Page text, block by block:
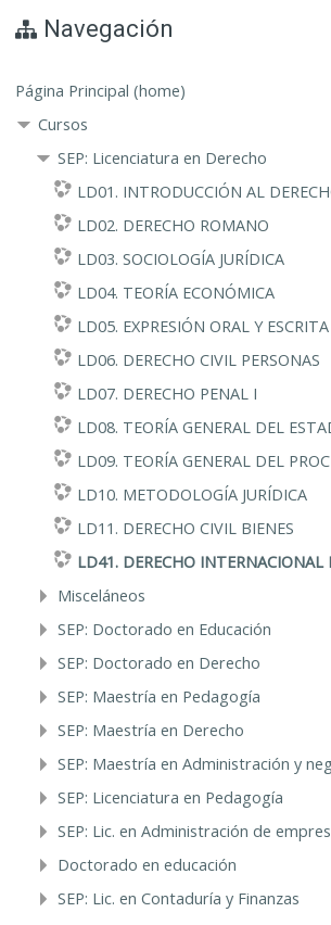
Navegación
Página Principal (home)
Cursos
SEP: Licenciatura en Derecho
LD01. INTRODUCCIÓN AL
LD02. DERECHO ROMANO
LD03. SOCIOLOGÍA JURÍDICA
LD04. TEORÍA ECONÓMICA
LD05. EXPRESIÓN ORAL Y ESCRITA
LD06. DERECHO CIVIL PERSONAS
LD07. DERECHO PENAL I
LD08. TEORÍA GENERAL DEL
LD09. TEORÍA GENERAL DEL
LD10. METODOLOGÍA JURÍDICA
LD11. DERECHO CIVIL BIENES
LD41. DERECHO INTERNACIONAL
Misceláneos
SEP: Doctorado en Educación
SEP: Doctorado en Derecho
SEP: Maestría en Pedagogía
SEP: Maestría en Derecho
SEP: Maestría en Administración y
SEP: Licenciatura en Pedagogía
SEP: Lic. en Administración de
Doctorado en educación
SEP: Lic. en Contaduría y Finanzas